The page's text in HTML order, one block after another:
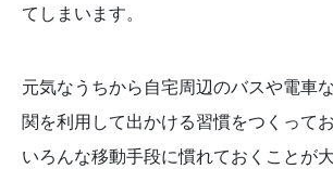
てしまいます。
元気なうちから自宅周辺のバスや電車
関を利用して出かける習慣をつくってお
いろんな移動手段に慣れておくことが大